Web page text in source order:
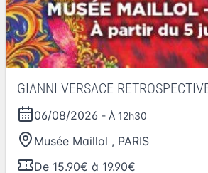
GIANNI VERSACE
06/08/2026 - À 12h30
Musée Maillol , PARIS
De 15.90€ à 19.90€